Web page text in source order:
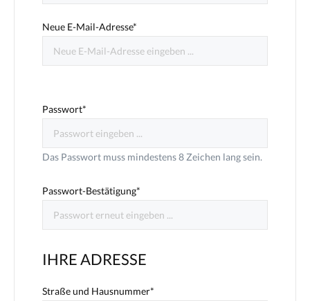
Neue E-Mail-Adresse*
Passwort*
Das Passwort muss mindestens 8 Zeichen lang sein.
Passwort-Bestätigung*
IHRE ADRESSE
Straße und Hausnummer*